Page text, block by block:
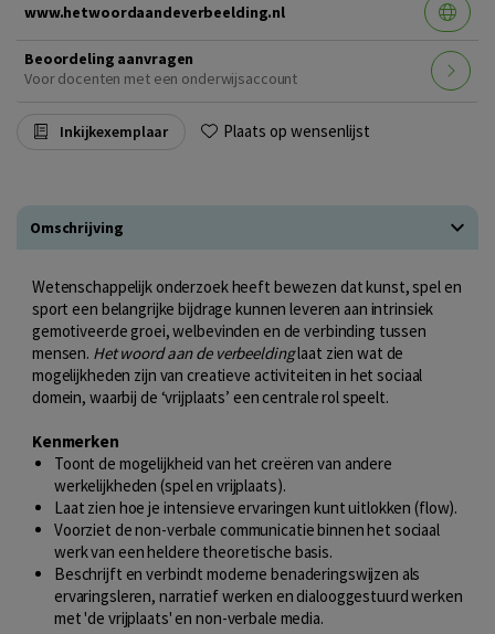
www.hetwoordaandeverbeelding.nl
Beoordeling aanvragen
Voor docenten met een onderwijsaccount
Inkijkexemplaar Plaats op wensenlijst
Omschrijving
Wetenschappelijk onderzoek heeft bewezen dat kunst, spel en
sport een belangrijke bijdrage kunnen leveren aan intrinsiek
gemotiveerde groei, welbevinden en de verbinding tussen
mensen. Het woord aan de verbeeldinglaat zien wat de
mogelijkheden zijn van creatieve activiteiten in het sociaal
domein, waarbij de ‘vrijplaats’ een centrale rol speelt.
Kenmerken
Toont de mogelijkheid van het creëren van andere
werkelijkheden (spel en vrijplaats).
Laat zien hoe je intensieve ervaringen kunt uitlokken (flow).
Voorziet de non-verbale communicatie binnen het sociaal
werk van een heldere theoretische basis.
Beschrijft en verbindt moderne benaderingswijzen als
ervaringsleren, narratief werken en dialooggestuurd werken
met 'de vrijplaats' en non-verbale media.